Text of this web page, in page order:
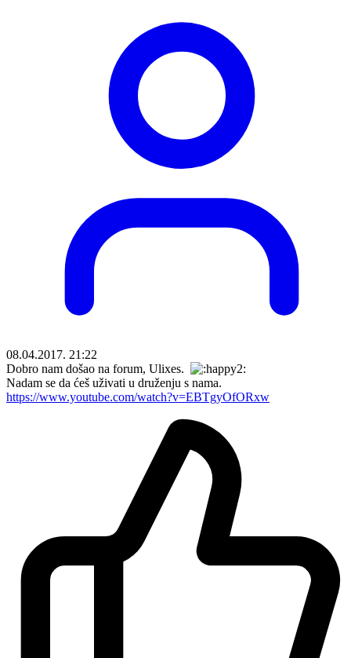
08.04.2017. 21:22
Dobro nam došao na forum, Ulixes.
Nadam se da ćeš uživati u druženju s nama.
https://www.youtube.com/watch?v=EBTgyOfORxw